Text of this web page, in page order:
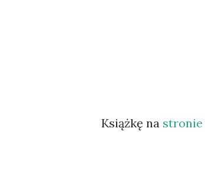
Książkę na stronie